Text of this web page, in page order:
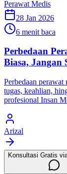
Perawat Medis
28 Jan 2026
6 menit baca
Perbedaan
Biasa, Jangan
Perbedaan perawat
tugas, keahlian,
profesional Insan
Arizal
Konsultasi Gratis